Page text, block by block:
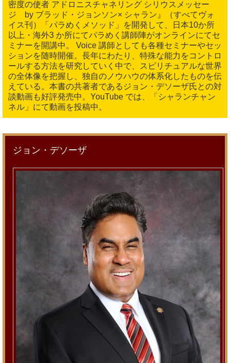
密度の使者 アドロニスチャネリング シリウスメッセー
ジ by ブラッド・ジョンソン× シャラン』（すべてヴォ
イス刊）「パラめくメソッド」を開発して、日本10か所
以上・海外3 か所にてパラめく講師陣がオンラインにてセ
ミナーを開講中。 Voice 講師としても各種セミナーやセッ
ションを随時開催。長年にわたり、特殊な能力をコントロ
ールする方法を研究していく中で、スピリチュアルな世界
の全体像を把握し、独自のノウハウの体系化したものを伝
えている。本書の共著者であるジョン・デソーザ氏との対
談動画も好評発売中。YouTube では、「シャランチャン
ネル」にて動画を投稿中。
ジョン・デソーザ